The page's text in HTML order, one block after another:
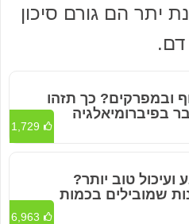
יתר הם גורם סיכון
דם.
ובמפרקים? כך תזהו
בפיברומיאלגיה
1,729
ועיכול טוב יותר?
שמובילים בכמות
6,963